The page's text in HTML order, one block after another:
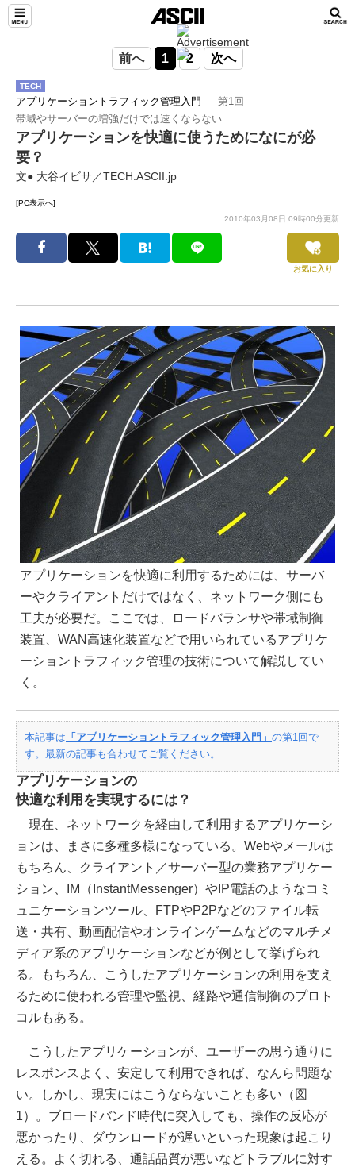
前へ 1 2 次へ
TECH
アプリケーショントラフィック管理入門 ― 第1回
帯域やサーバーの増強だけでは速くならない
アプリケーションを快適に使うためになにが必
要？
文● 大谷イビサ／TECH.ASCII.jp
[PC表示へ]
2010年03月08日 09時00分更新
お気に入り
アプリケーションを快適に利用するためには、サーバ
ーやクライアントだけではなく、ネットワーク側にも
工夫が必要だ。ここでは、ロードバランサや帯域制御
装置、WAN高速化装置などで用いられているアプリケ
ーショントラフィック管理の技術について解説してい
く。
本記事は 「アプリケーショントラフィック管理入門」 の第1回で
す。最新の記事も合わせてご覧ください。
アプリケーションの
快適な利用を実現するには？
現在、ネットワークを経由して利用するアプリケーシ
ョンは、まさに多種多様になっている。Webやメールは
もちろん、クライアント／サーバー型の業務アプリケー
ション、IM（InstantMessenger）やIP電話のようなコミ
ュニケーションツール、FTPやP2Pなどのファイル転
送・共有、動画配信やオンラインゲームなどのマルチメ
ディア系のアプリケーションなどが例として挙げられ
る。もちろん、こうしたアプリケーションの利用を支え
るために使われる管理や監視、経路や通信制御のプロト
コルもある。
こうしたアプリケーションが、ユーザーの思う通りに
レスポンスよく、安定して利用できれば、なんら問題な
い。しかし、現実にはこうならないことも多い（図
1）。ブロードバンド時代に突入しても、操作の反応が
悪かったり、ダウンロードが遅いといった現象は起こり
える。よく切れる、通話品質が悪いなどトラブルに対す